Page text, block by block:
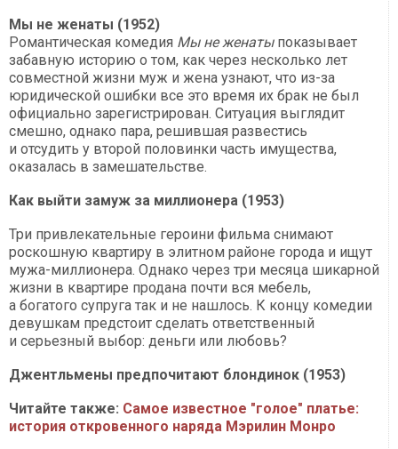
Мы не женаты (1952)
Романтическая комедия Мы не женатыпоказывает
забавную историю о том, как через несколько лет
совместной жизни муж и жена узнают, что из-за
юридической ошибки все это время их брак не был
официально зарегистрирован. Ситуация выглядит
смешно, однако пара, решившая развестись
и отсудить у второй половинки часть имущества,
оказалась в замешательстве.
Как выйти замуж за миллионера (1953)
Три привлекательные героини фильма снимают
роскошную квартиру в элитном районе города и ищут
мужа-миллионера. Однако через три месяца шикарной
жизни в квартире продана почти вся мебель,
а богатого супруга так и не нашлось. К концу комедии
девушкам предстоит сделать ответственный
и серьезный выбор: деньги или любовь?
Джентльмены предпочитают блондинок (1953)
Читайте также: Самое известное "голое" платье:
история откровенного наряда Мэрилин Монро